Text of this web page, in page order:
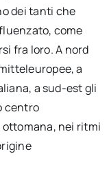
dei tanti che
come
fra loro. A nord
a
a sud-est gli
centro
nei ritmi